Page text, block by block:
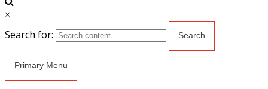
×
Search for:
Primary Menu